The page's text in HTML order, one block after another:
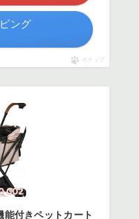
ング
ポチップ
能付きペットカート